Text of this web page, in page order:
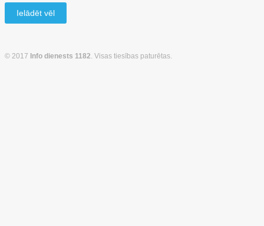
Ielādēt vēl
© 2017 Info dienests 1182. Visas tiesības paturētas.